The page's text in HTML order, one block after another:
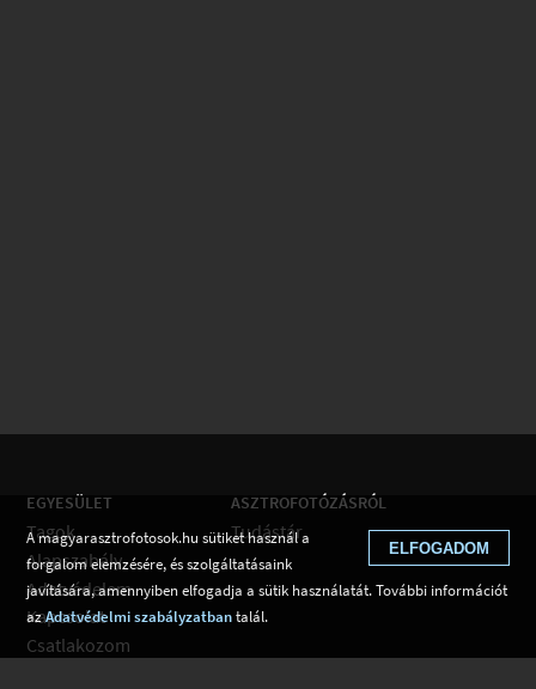
EGYESÜLET
Tagok
Alapszabály
Adatvédelem
Kapcsolat
Csatlakozom
ASZTROFOTÓZÁSRÓL
Tudástár
ELFOGADOM
A magyarasztrofotosok.hu sütiket használ a
forgalom elemzésére, és szolgáltatásaink
javítására, amennyiben elfogadja a sütik használatát. További információt
azAdatvédelmi szabályzatbantalál.